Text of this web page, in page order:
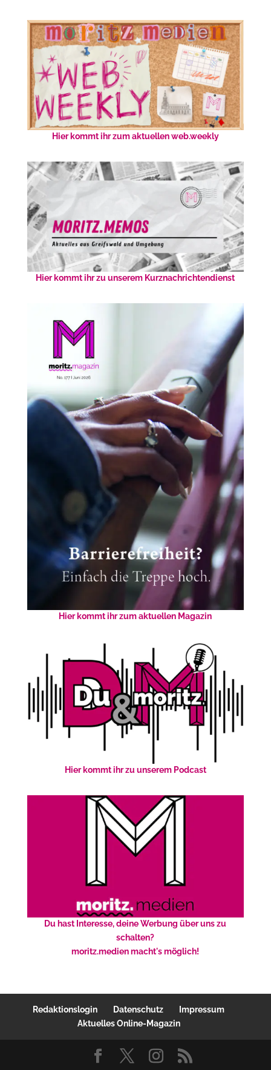
Hier kommt ihr zum aktuellen web.weekly
Hier kommt ihr zu unserem Kurznachrichtendienst
Hier kommt ihr zum aktuellen Magazin
Hier kommt ihr zu unserem Podcast
Du hast Interesse, deine Werbung über uns zu
schalten?
moritz.medien macht's möglich!
Redaktionslogin Datenschutz
Impressum
Aktuelles Online-Magazin